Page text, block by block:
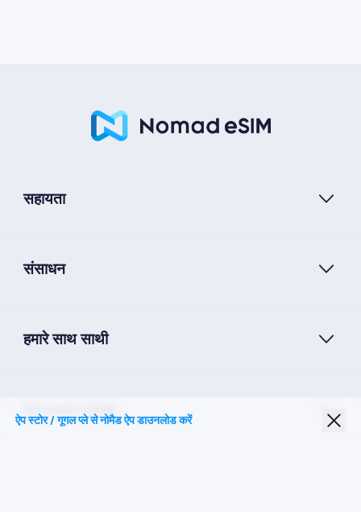
सहायता
संसाधन
हमारे साथ साथी
Nomad eSIM
ऐप स्टोर / गूगल प्ले से नोमैड ऐप डाउनलोड करें